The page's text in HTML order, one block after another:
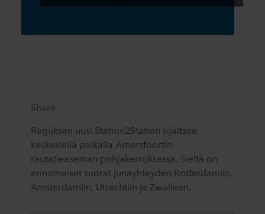
Share
Reguksen uusi Station2Station sijaitsee
keskeisellä paikalla Amersfoortin
rautatieaseman pohjakerroksessa. Sieltä on
erinomaiset suorat junayhteyden Rotterdamiin,
Amsterdamiin, Utrechtiin ja Zwolleen.